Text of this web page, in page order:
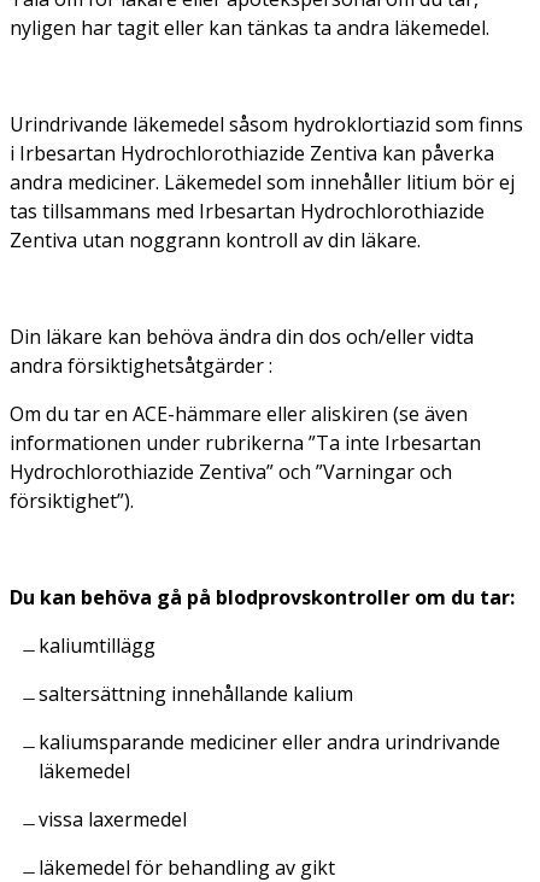
nyligen har tagit eller kan tänkas ta andra läkemedel.
Urindrivande läkemedel såsom hydroklortiazid som finns
i Irbesartan Hydrochlorothiazide Zentiva kan påverka
andra mediciner. Läkemedel som innehåller litium bör ej
tas tillsammans med Irbesartan Hydrochlorothiazide
Zentiva utan noggrann kontroll av din läkare.
Din läkare kan behöva ändra din dos och/eller vidta
andra försiktighetsåtgärder :
Om du tar en ACE-hämmare eller aliskiren (se även
informationen under rubrikerna ”Ta inte Irbesartan
Hydrochlorothiazide Zentiva” och ”Varningar och
försiktighet”).
Du kan behöva gå på blodprovskontroller om du tar:
kaliumtillägg
saltersättning innehållande kalium
kaliumsparande mediciner eller andra urindrivande
läkemedel
vissa laxermedel
läkemedel för behandling av gikt